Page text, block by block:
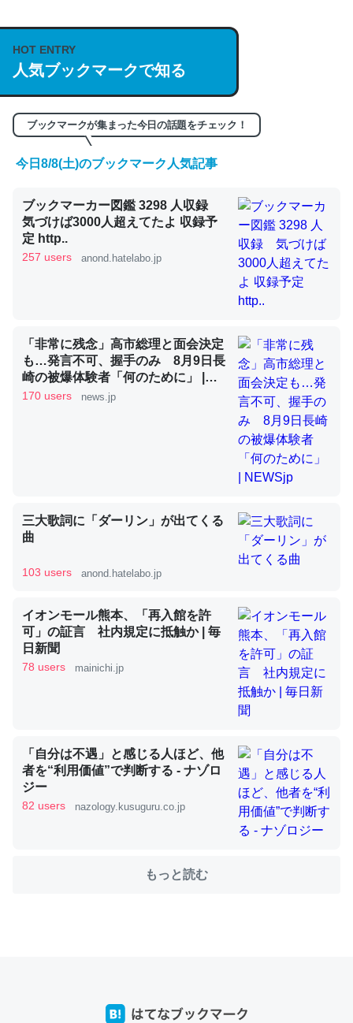
説してる記事が少ないので貴重な良記事。/続編来た
https://isobe324649.hatenablog.com/entry/2023/03/27
/064121
─GPTの仕組みと限界についての考察（１） - conceptualization
くらい。小説でいう「ずっと前の伏線」は回収されないけ
ど、短期記憶というには多い分量。進化すればするほど分
かりやすく強くなりそう
─GPTの仕組みと限界についての考察（１） - conceptualization
昆虫ってカルシウム少ないのか。知らんかった。調べたら
コオロギのカルシウム分はエビの600分の1程度。
─ニュース :: 【研究発表】昆虫学の大問題＝「昆虫はなぜ海にいな
論文では「淡水はカルシウムも酸素も不足してて両方に不
利だから両方が拮抗してるのでは」とあって面白い。海に
いる鋏角類（カブトガニ・ウミグモ）はカルシウムを使わ
─ニュース :: 【研究発表】昆虫学の大問題＝「昆虫はなぜ海にいな
いのか」に関する新仮説
類は苦労してるんだな…。腹足類だと殻を無くしてナメク
ジになったり努力してるし。
─ニュース :: 【研究発表】昆虫学の大問題＝「昆虫はなぜ海にいな
HOT ENTRY
人気ブックマークで知る
ブックマークが集まった今日の話題をチェック！
今日8/8(土)のブックマーク人気記事
ブックマーカー図鑑 3298 人収録
気づけば3000人超えてたよ 収録予
定 http..
257 users anond.hatelabo.jp
「非常に残念」高市総理と面会決定
も…発言不可、握手のみ 8月9日長
崎の被爆体験者「何のために」 |
NEWSjp
170 users news.jp
三大歌詞に「ダーリン」が出てくる
曲
103 users anond.hatelabo.jp
イオンモール熊本、「再入館を許
可」の証言 社内規定に抵触か | 毎
日新聞
78 users mainichi.jp
「自分は不遇」と感じる人ほど、他
者を“利用価値”で判断する - ナゾロ
ジー
82 users nazology.kusuguru.co.jp
もっと読む